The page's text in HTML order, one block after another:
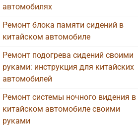
автомобилях
Ремонт блока памяти сидений в
китайском автомобиле
Ремонт подогрева сидений своими
руками: инструкция для китайских
автомобилей
Ремонт системы ночного видения в
китайском автомобиле своими
руками